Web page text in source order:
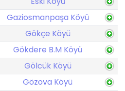
Gaziosmanpaşa Köyü
Gökçe Köyü
Gökdere B.M Köyü
Gölcük Köyü
Gözova Köyü